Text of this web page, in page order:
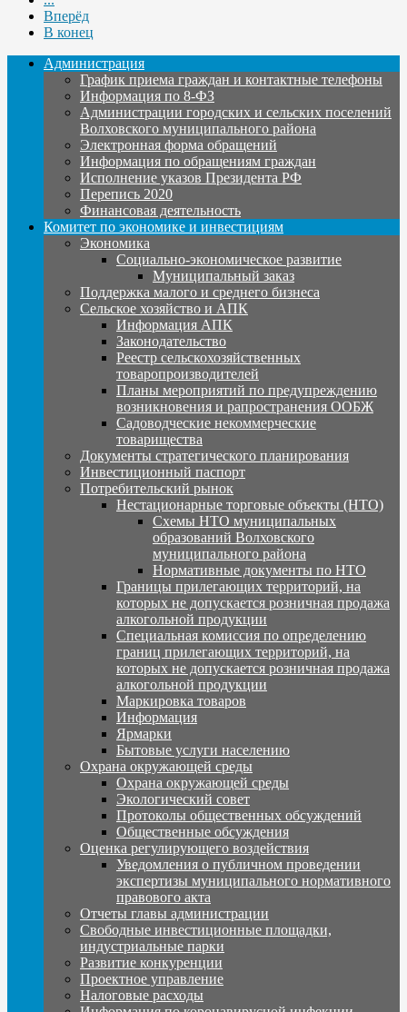
Вперёд
В конец
Администрация
График приема граждан и контактные телефоны
Информация по 8-ФЗ
Администрации городских и сельских поселений
Волховского муниципального района
Электронная форма обращений
Информация по обращениям граждан
Исполнение указов Президента РФ
Перепись 2020
Финансовая деятельность
Комитет по экономике и инвестициям
Экономика
Социально-экономическое развитие
Муниципальный заказ
Поддержка малого и среднего бизнеса
Сельское хозяйство и АПК
Информация АПК
Законодательство
Реестр сельскохозяйственных
товаропроизводителей
Планы мероприятий по предупреждению
возникновения и рапространения ООБЖ
Садоводческие некоммерческие
товарищества
Документы стратегического планирования
Инвестиционный паспорт
Потребительский рынок
Нестационарные торговые объекты (НТО)
Схемы НТО муниципальных
образований Волховского
муниципального района
Нормативные документы по НТО
Границы прилегающих территорий, на
которых не допускается розничная продажа
алкогольной продукции
Специальная комиссия по определению
границ прилегающих территорий, на
которых не допускается розничная продажа
алкогольной продукции
Маркировка товаров
Информация
Ярмарки
Бытовые услуги населению
Охрана окружающей среды
Охрана окружающей среды
Экологический совет
Протоколы общественных обсуждений
Общественные обсуждения
Оценка регулирующего воздействия
Уведомления о публичном проведении
экспертизы муниципального нормативного
правового акта
Отчеты главы администрации
Свободные инвестиционные площадки,
индустриальные парки
Развитие конкуренции
Проектное управление
Налоговые расходы